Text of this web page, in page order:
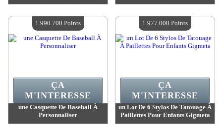
Quantité Disponible :4
Quantité Disponible :4
une Casquette De Baseball À
Personnaliser
ÇA
M'INTERESSE
1.990.700 Points
un Lot De 6 Stylos De Tatouage À
Paillettes Pour Enfants Gigmeta
ÇA
M'INTERESSE
1.977.000 Points